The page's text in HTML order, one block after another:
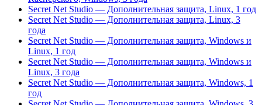
Secret Net Studio — Дополнительная защита, Linux, 1 год
Secret Net Studio — Дополнительная защита, Linux, 3
года
Secret Net Studio — Дополнительная защита, Windows и
Linux, 1 год
Secret Net Studio — Дополнительная защита, Windows и
Linux, 3 года
Secret Net Studio — Дополнительная защита, Windows, 1
год